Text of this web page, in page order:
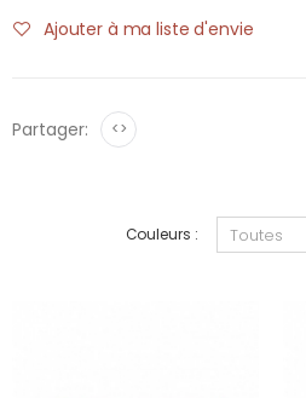
Ajouter à ma liste d'envie
Partager: <>
Couleurs :